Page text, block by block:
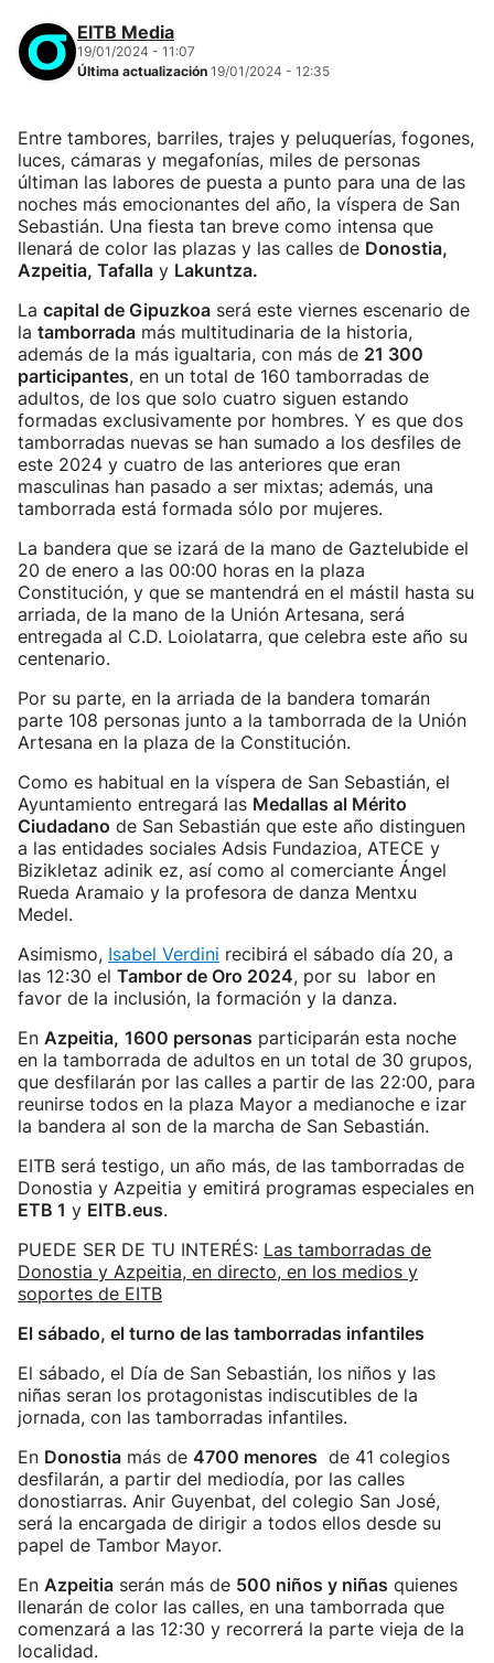
EITB Media
19/01/2024 - 11:07
Última actualización 19/01/2024 - 12:35
Entre tambores, barriles, trajes y peluquerías, fogones,
luces, cámaras y megafonías, miles de personas
últiman las labores de puesta a punto para una de las
noches más emocionantes del año, la víspera de San
Sebastián. Una fiesta tan breve como intensa que
llenará de color las plazas y las calles de Donostia,
Azpeitia, Tafalla y Lakuntza.
La capital de Gipuzkoa será este viernes escenario de
la tamborrada más multitudinaria de la historia,
además de la más igualtaria, con más de 21 300
participantes, en un total de 160 tamborradas de
adultos, de los que solo cuatro siguen estando
formadas exclusivamente por hombres. Y es que dos
tamborradas nuevas se han sumado a los desfiles de
este 2024 y cuatro de las anteriores que eran
masculinas han pasado a ser mixtas; además, una
tamborrada está formada sólo por mujeres.
La bandera que se izará de la mano de Gaztelubide el
20 de enero a las 00:00 horas en la plaza
Constitución, y que se mantendrá en el mástil hasta su
arriada, de la mano de la Unión Artesana, será
entregada al C.D. Loiolatarra, que celebra este año su
centenario.
Por su parte, en la arriada de la bandera tomarán
parte 108 personas junto a la tamborrada de la Unión
Artesana en la plaza de la Constitución.
Como es habitual en la víspera de San Sebastián, el
Ayuntamiento entregará las Medallas al Mérito
Ciudadano de San Sebastián que este año distinguen
a las entidades sociales Adsis Fundazioa, ATECE y
Bizikletaz adinik ez, así como al comerciante Ángel
Rueda Aramaio y la profesora de danza Mentxu
Medel.
Asimismo, Isabel Verdini recibirá el sábado día 20, a
las 12:30 el Tambor de Oro 2024, por su labor en
favor de la inclusión, la formación y la danza.
En Azpeitia, 1600 personas participarán esta noche
en la tamborrada de adultos en un total de 30 grupos,
que desfilarán por las calles a partir de las 22:00, para
reunirse todos en la plaza Mayor a medianoche e izar
la bandera al son de la marcha de San Sebastián.
EITB será testigo, un año más, de las tamborradas de
Donostia y Azpeitia y emitirá programas especiales en
ETB 1 y EITB.eus.
PUEDE SER DE TU INTERÉS: Las tamborradas de
Donostia y Azpeitia, en directo, en los medios y
soportes de EITB
El sábado, el turno de las tamborradas infantiles
El sábado, el Día de San Sebastián, los niños y las
niñas seran los protagonistas indiscutibles de la
jornada, con las tamborradas infantiles.
En Donostia más de 4700 menores de 41 colegios
desfilarán, a partir del mediodía, por las calles
donostiarras. Anir Guyenbat, del colegio San José,
será la encargada de dirigir a todos ellos desde su
papel de Tambor Mayor.
En Azpeitia serán más de 500 niños y niñas quienes
llenarán de color las calles, en una tamborrada que
comenzará a las 12:30 y recorrerá la parte vieja de la
localidad.